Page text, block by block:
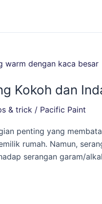
Kokoh dan
& trick / Pacific Paint
penting yang
rumah. Namun,
serangan garam/